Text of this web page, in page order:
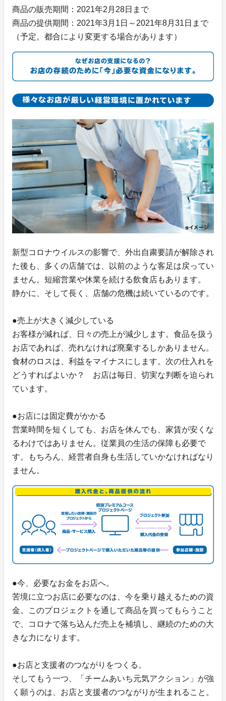
商品の販売期間：2021年2月28日まで
商品の提供期間：2021年3月1日～2021年8月31日まで
（予定。都合により変更する場合があります）
新型コロナウイルスの影響で、外出自粛要請が解除され
た後も、多くの店舗では、以前のような客足は戻ってい
ません。短縮営業や休業を続ける飲食店もあります。
静かに、そして長く、店舗の危機は続いているのです。
●売上が大きく減少している
お客様が減れば、日々の売上が減少します。食品を扱う
お店であれば、売れなければ廃棄するしかありません。
食材のロスは、利益をマイナスにします。次の仕入れを
どうすればよいか？ お店は毎日、切実な判断を迫られ
ています。
●お店には固定費がかかる
営業時間を短くしても、お店を休んでも、家賃が安くな
るわけではありません。従業員の生活の保障も必要で
す。もちろん、経営者自身も生活していかなければなり
ません。
●今、必要なお金をお店へ。
苦境に立つお店に必要なのは、今を乗り越えるための資
金。このプロジェクトを通して商品を買ってもらうこと
で、コロナで落ち込んだ売上を補填し、継続のための大
きな力になります。
●お店と支援者のつながりをつくる。
そしてもう一つ、「チームあいち元気アクション」が強
く願うのは、お店と支援者のつながりが生まれること。